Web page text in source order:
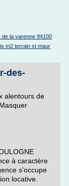
de la varenne 94100
m2 terrain st maur
des-
alentours de
à caractère
s'occupe
locative.